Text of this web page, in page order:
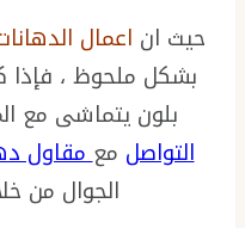
حيث ان اعمال
بشكل ملحوظ ،
بلون يتماشى مع
التواصل معمقاول
الجوال من